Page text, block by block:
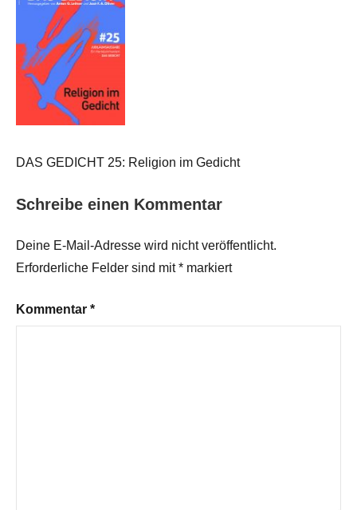
DAS GEDICHT 25: Religion im Gedicht
Schreibe einen Kommentar
Deine E-Mail-Adresse wird nicht veröffentlicht.
Erforderliche Felder sind mit* markiert
Kommentar *